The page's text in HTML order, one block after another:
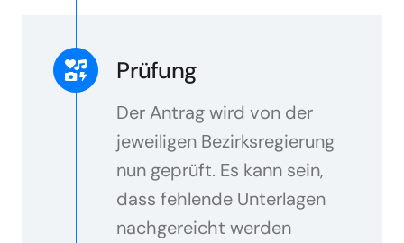
Prüfung
Der Antrag wird von der
jeweiligen Bezirksregierung
nun geprüft. Es kann sein,
dass fehlende Unterlagen
nachgereicht werden